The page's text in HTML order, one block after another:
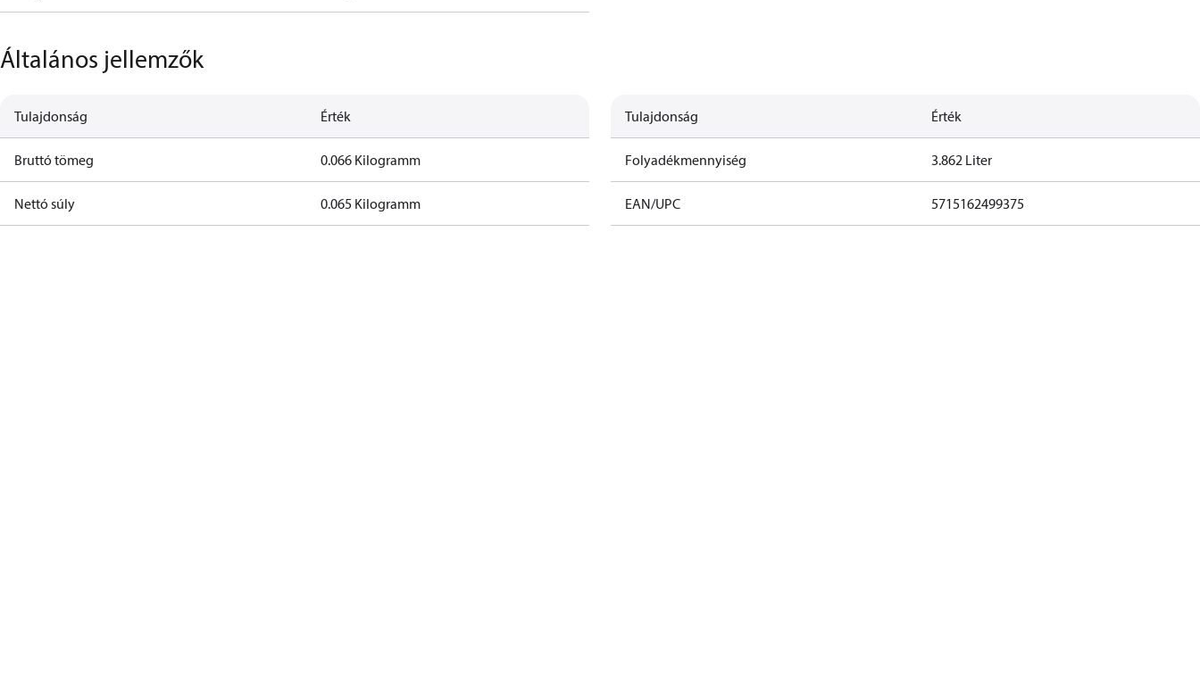
Általános jellemzők
Tulajdonság Érték
Bruttó tömeg 0.066 Kilogramm
Nettó súly 0.065 Kilogramm
Tulajdonság Érték
Folyadékmennyiség 3.862 Liter
EAN/UPC 5715162499375